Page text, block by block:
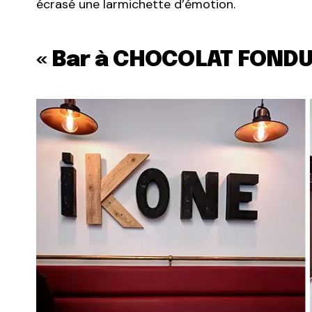
écrasé une larmichette d’émotion.
« Bar à CHOCOLAT